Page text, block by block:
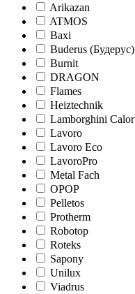
Arikazan
ATMOS
Baxi
Buderus (Будерус)
Burnit
DRAGON
Flames
Heiztechnik
Lamborghini Calor
Lavoro
Lavoro Eco
LavoroPro
Metal Fach
OPOP
Pelletos
Protherm
Robotop
Roteks
Sapony
Unilux
Viadrus